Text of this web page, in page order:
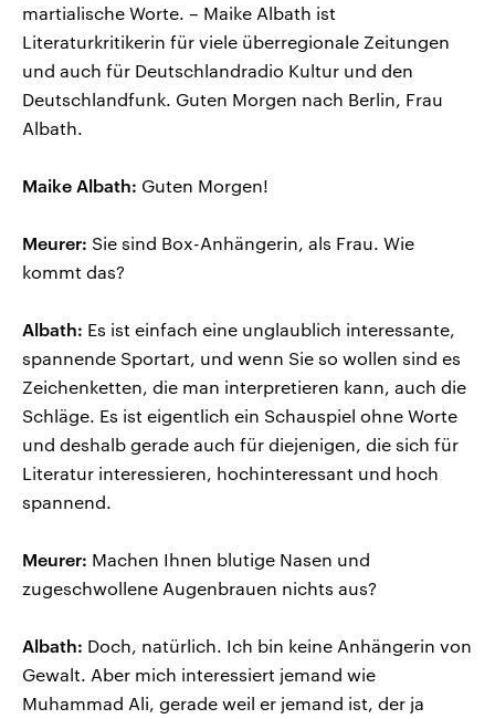
martialische Worte. – Maike Albath ist
Literaturkritikerin für viele überregionale Zeitungen
und auch für Deutschlandradio Kultur und den
Deutschlandfunk. Guten Morgen nach Berlin, Frau
Albath.
Maike Albath: Guten Morgen!
Meurer: Sie sind Box-Anhängerin, als Frau. Wie
kommt das?
Albath: Es ist einfach eine unglaublich interessante,
spannende Sportart, und wenn Sie so wollen sind es
Zeichenketten, die man interpretieren kann, auch die
Schläge. Es ist eigentlich ein Schauspiel ohne Worte
und deshalb gerade auch für diejenigen, die sich für
Literatur interessieren, hochinteressant und hoch
spannend.
Meurer: Machen Ihnen blutige Nasen und
zugeschwollene Augenbrauen nichts aus?
Albath: Doch, natürlich. Ich bin keine Anhängerin von
Gewalt. Aber mich interessiert jemand wie
Muhammad Ali, gerade weil er jemand ist, der ja